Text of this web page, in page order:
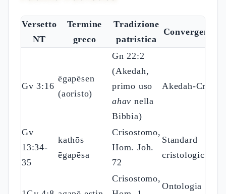
Versetto
NT
Termine
greco
Tradizione
patristica
Convergenza
Gv 3:16
ēgapēsen
(aoristo)
Gn 22:2
(Akedah,
primo uso
ahav nella
Bibbia)
Akedah-Croce
Gv
13:34-
35
kathōs
ēgapēsa
Crisostomo,
Hom. Joh.
72
Standard
cristologico
Crisostomo,
Ontologia